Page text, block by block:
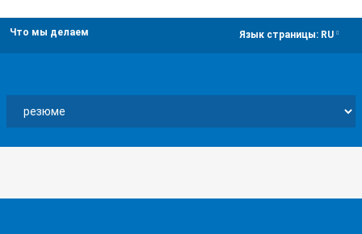
Что мы делаем Язык страницы: RU